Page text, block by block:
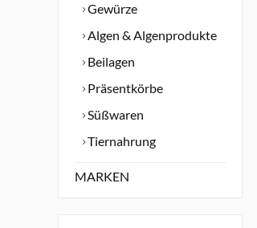
Gewürze
Algen & Algenprodukte
Beilagen
Präsentkörbe
Süßwaren
Tiernahrung
MARKEN